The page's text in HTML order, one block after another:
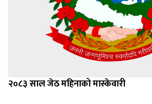
२०८३ साल जेठ महिनाको मास्केवारी